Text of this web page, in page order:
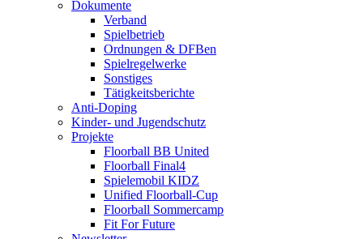
Dokumente
Verband
Spielbetrieb
Ordnungen & DFBen
Spielregelwerke
Sonstiges
Tätigkeitsberichte
Anti-Doping
Kinder- und Jugendschutz
Projekte
Floorball BB United
Floorball Final4
Spielemobil KIDZ
Unified Floorball-Cup
Floorball Sommercamp
Fit For Future